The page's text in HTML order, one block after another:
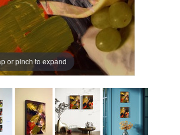
or pinch to expand